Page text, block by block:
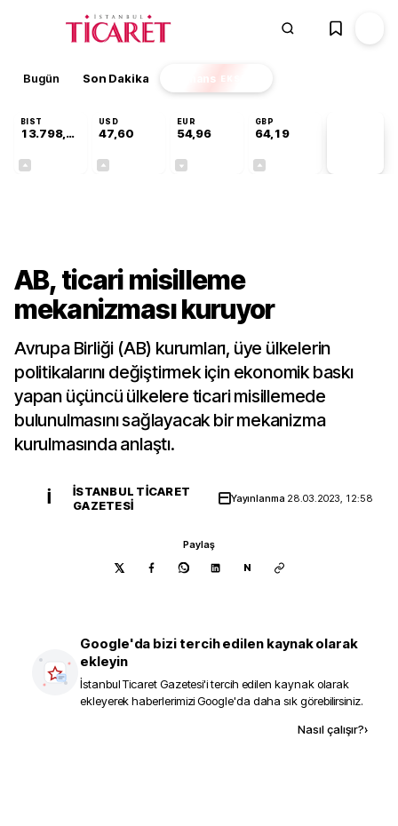
Bugün Son Dakika Finans EKSTRA
BIST
13.798,82
USD
47,60
EUR
54,96
GBP
64,19
AB, ticari misilleme
mekanizması kuruyor
Avrupa Birliği (AB) kurumları, üye ülkelerin
politikalarını değiştirmek için ekonomik baskı
yapan üçüncü ülkelere ticari misillemede
bulunulmasını sağlayacak bir mekanizma
kurulmasında anlaştı.
İ
İSTANBUL TICARET
GAZETESI
Yayınlanma 28.03.2023, 12:58
Paylaş
N
Google'da bizi tercih edilen kaynak olarak
ekleyin
İstanbul Ticaret Gazetesi'i tercih edilen kaynak olarak
ekleyerek haberlerimizi Google'da daha sık görebilirsiniz.
Nasıl çalışır?›